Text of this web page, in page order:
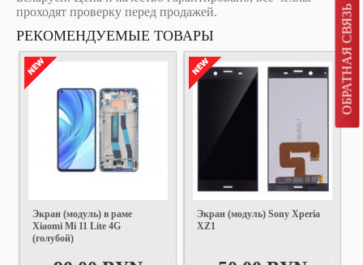
ОБРАТНАЯ СВЯЗЬ
проходят проверку перед продажей.
РЕКОМЕНДУЕМЫЕ ТОВАРЫ
Экран (модуль) в раме
Xiaomi Mi 11 Lite 4G
(голубой)
Экран (модуль) Sony Xperia
XZ1